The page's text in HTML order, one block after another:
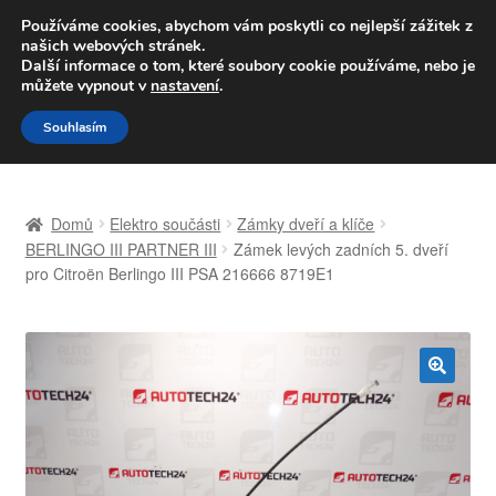
DOPRAVA od 139,-Kč
Volejte po-pá 9-16 704 494 494
Přeskočit
na
navigaci
Přejít
k
obsahu
Celosvětová doprava
Můj účet
Domů Elektro součásti
Zámky dveří a klíče
BERLINGO III PARTNER III
Zámek levých zadních 5. dveří
pro Citroën Berlingo III PSA 216666 8719E1
🔍
Používáme cookies, abychom vám poskytli co nejlepší zážitek z
našich webových stránek.
Další informace o tom, které soubory cookie používáme, nebo je
můžete vypnout v nastavení.
Souhlasím